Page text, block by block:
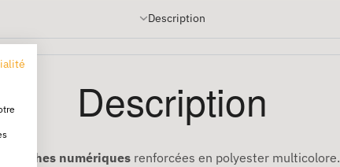
Description
Description
touches numériques renforcées en polyester multicolore.